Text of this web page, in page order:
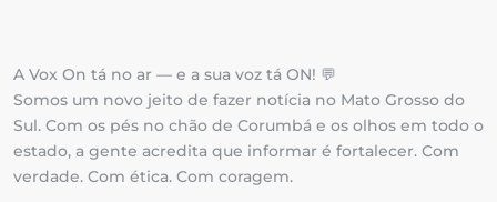
A Vox On tá no ar — e a sua voz tá ON! 💬
Somos um novo jeito de fazer notícia no Mato Grosso do
Sul. Com os pés no chão de Corumbá e os olhos em todo o
estado, a gente acredita que informar é fortalecer. Com
verdade. Com ética. Com coragem.